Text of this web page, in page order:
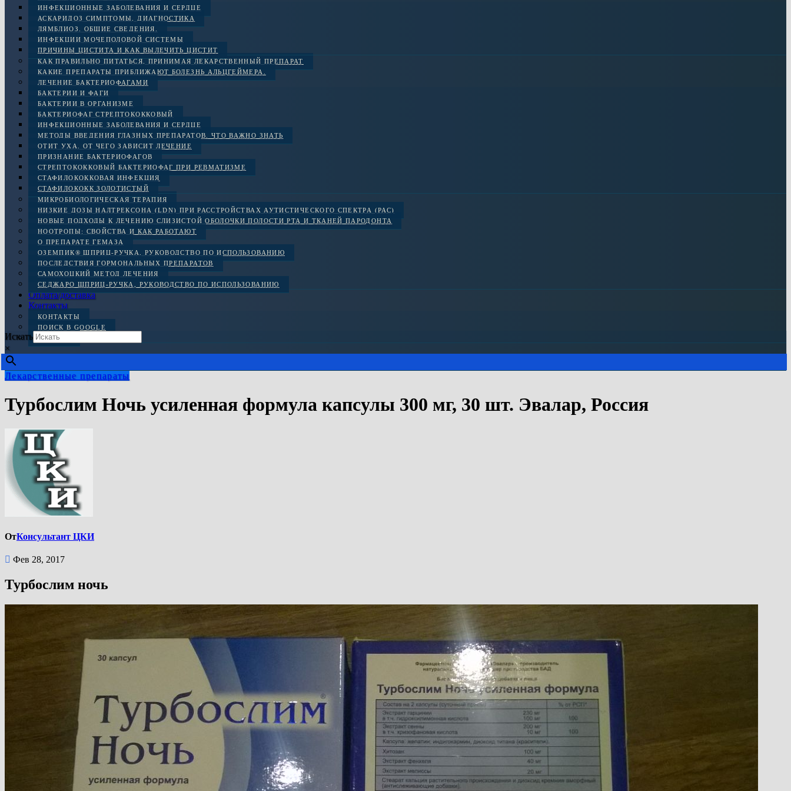
ИНФЕКЦИОННЫЕ ЗАБОЛЕВАНИЯ И СЕРДЦЕ
АСКАРИДОЗ СИМПТОМЫ, ДИАГНОСТИКА
ЛЯМБЛИОЗ. ОБЩИЕ СВЕДЕНИЯ.
ИНФЕКЦИИ МОЧЕПОЛОВОЙ СИСТЕМЫ
ПРИЧИНЫ ЦИСТИТА И КАК ВЫЛЕЧИТЬ ЦИСТИТ
КАК ПРАВИЛЬНО ПИТАТЬСЯ, ПРИНИМАЯ ЛЕКАРСТВЕННЫЙ ПРЕПАРАТ
КАКИЕ ПРЕПАРАТЫ ПРИБЛИЖАЮТ БОЛЕЗНЬ АЛЬЦГЕЙМЕРА.
ЛЕЧЕНИЕ БАКТЕРИОФАГАМИ
БАКТЕРИИ И ФАГИ
БАКТЕРИИ В ОРГАНИЗМЕ
БАКТЕРИОФАГ СТРЕПТОКОККОВЫЙ
ИНФЕКЦИОННЫЕ ЗАБОЛЕВАНИЯ И СЕРДЦЕ
МЕТОДЫ ВВЕДЕНИЯ ГЛАЗНЫХ ПРЕПАРАТОВ. ЧТО ВАЖНО ЗНАТЬ
ОТИТ УХА. ОТ ЧЕГО ЗАВИСИТ ЛЕЧЕНИЕ
ПРИЗНАНИЕ БАКТЕРИОФАГОВ
СТРЕПТОКОККОВЫЙ БАКТЕРИОФАГ ПРИ РЕВМАТИЗМЕ
СТАФИЛОКОККОВАЯ ИНФЕКЦИЯ
СТАФИЛОКОКК ЗОЛОТИСТЫЙ
МИКРОБИОЛОГИЧЕСКАЯ ТЕРАПИЯ
НИЗКИЕ ДОЗЫ НАЛТРЕКСОНА (LDN) ПРИ РАССТРОЙСТВАХ АУТИСТИЧЕСКОГО СПЕКТРА (РАС)
НОВЫЕ ПОДХОДЫ К ЛЕЧЕНИЮ СЛИЗИСТОЙ ОБОЛОЧКИ ПОЛОСТИ РТА И ТКАНЕЙ ПАРОДОНТА
НООТРОПЫ: СВОЙСТВА И КАК РАБОТАЮТ
О ПРЕПАРАТЕ ГЕМАЗА
ОЗЕМПИК® ШПРИЦ-РУЧКА, РУКОВОДСТВО ПО ИСПОЛЬЗОВАНИЮ
ПОСЛЕДСТВИЯ ГОРМОНАЛЬНЫХ ПРЕПАРАТОВ
САМОХОЦКИЙ МЕТОД ЛЕЧЕНИЯ
СЕДЖАРО ШПРИЦ-РУЧКА, РУКОВОДСТВО ПО ИСПОЛЬЗОВАНИЮ
Оплата/доставка
Контакты
КОНТАКТЫ
ПОИСК В GOOGLE
ОТЗЫВЫ
Искать
×
Лекарственные препараты
Турбослим Ночь усиленная формула капсулы 300 мг, 30 шт. Эвалар, Россия
ОтКонсультант ЦКИ
Фев 28, 2017
Турбослим ночь